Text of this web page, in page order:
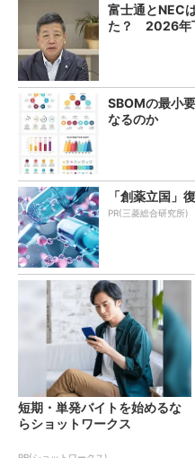
富士通とNEC
た？ 2026年
SBOMの最小
なるのか
「創薬立国」
PR(三菱総合研究所)
短期・単発バイトを始めるな
らショットワークス